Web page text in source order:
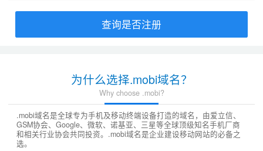
查询是否注册
为什么选择.mobi域名？
Why choose .mobi?
.mobi域名是全球专为手机及移动终端设备打造的域名，由爱立信、
GSM协会、Google、微软、诺基亚、三星等全球顶级知名手机厂商
和相关行业协会共同投资。.mobi域名是企业建设移动网站的必备之
选。